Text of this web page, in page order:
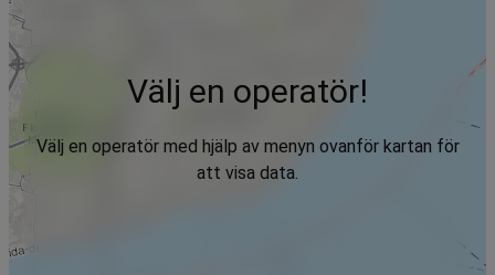
Välj en operatör!
Välj en operatör med hjälp av menyn ovanför kartan för
att visa data.